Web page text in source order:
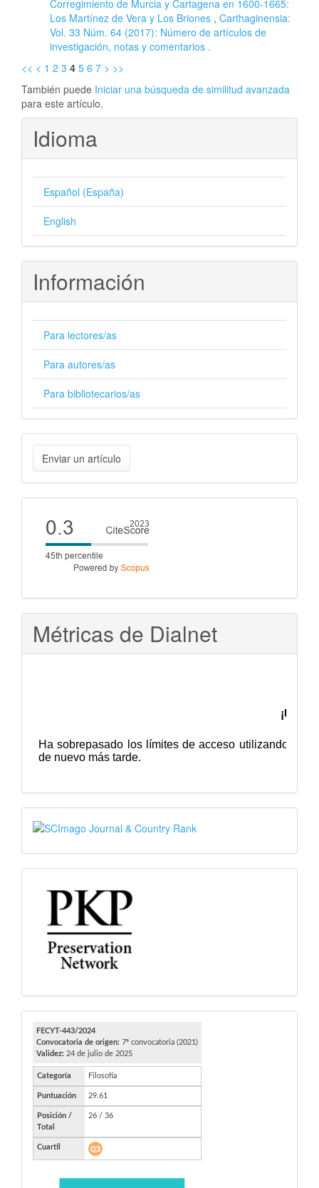
Corregimiento de Murcia y Cartagena en 1600-1665:
Los Martínez de Vera y Los Briones , Carthaginensia:
Vol. 33 Núm. 64 (2017): Número de artículos de
investigación, notas y comentarios .
<< < 1 2 3 4 5 6 7 > >>
También puede Iniciar una búsqueda de similitud avanzada
para este artículo.
Idioma
Español (España)
English
Información
Para lectores/as
Para autores/as
Para bibliotecarios/as
Enviar
un
artículo
Enviar un artículo
Cite
score
Métricas de Dialnet
SJR
PKP
FECYT